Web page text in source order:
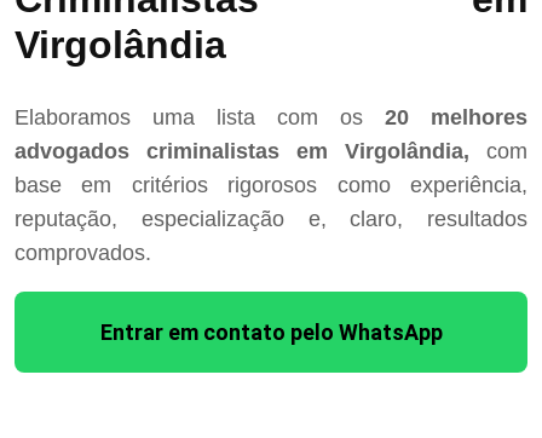
Virgolândia
Elaboramos uma lista com os 20 melhores
advogados criminalistas em Virgolândia, com
base em critérios rigorosos como experiência,
reputação, especialização e, claro, resultados
comprovados.
Entrar em contato pelo WhatsApp